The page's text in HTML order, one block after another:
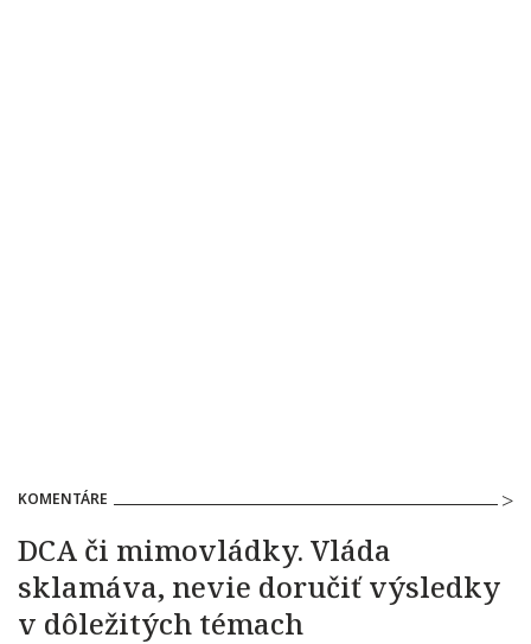
KOMENTÁRE
DCA či mimovládky. Vláda
sklamáva, nevie doručiť výsledky
v dôležitých témach